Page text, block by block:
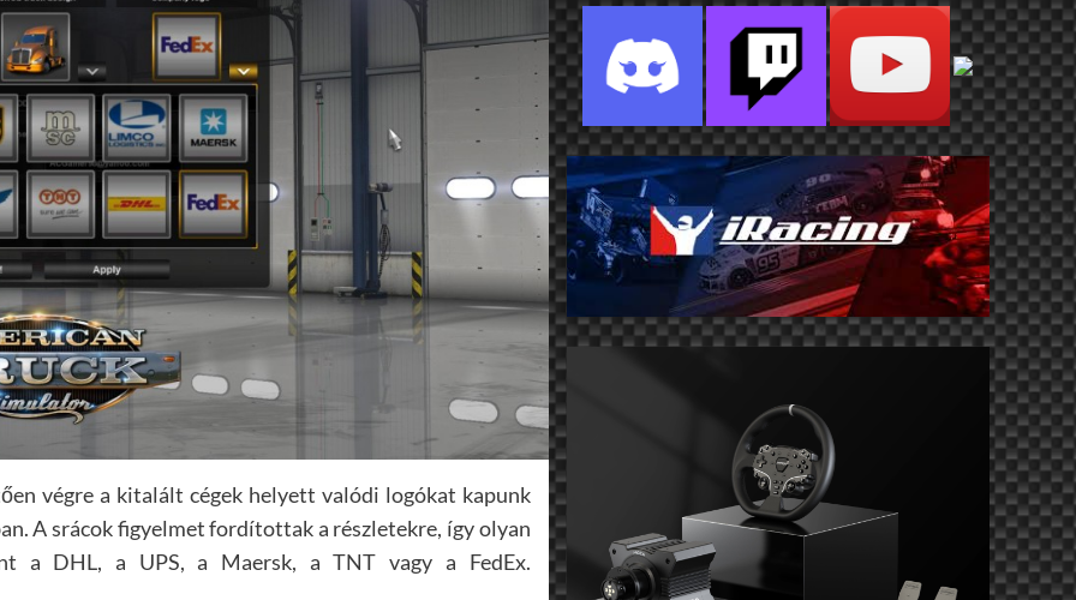
végre a kitalált cégek helyett valódi logókat kapunk
A srácok figyelmet fordítottak a részletekre, így olyan
a DHL, a UPS, a Maersk, a TNT vagy a FedEx.